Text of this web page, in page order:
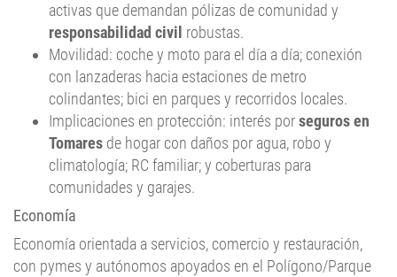
activas que demandan pólizas de comunidad y
responsabilidad civil robustas.
Movilidad: coche y moto para el día a día; conexión
con lanzaderas hacia estaciones de metro
colindantes; bici en parques y recorridos locales.
Implicaciones en protección: interés porseguros en
Tomares de hogar con daños por agua, robo y
climatología; RC familiar; y coberturas para
comunidades y garajes.
Economía
Economía orientada a servicios, comercio y restauración,
con pymes y autónomos apoyados en el Polígono/Parque